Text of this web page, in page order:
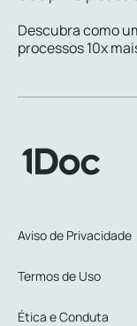
Descubra como
processos 10x
Aviso de Privacidade
Termos de Uso
Ética e Conduta